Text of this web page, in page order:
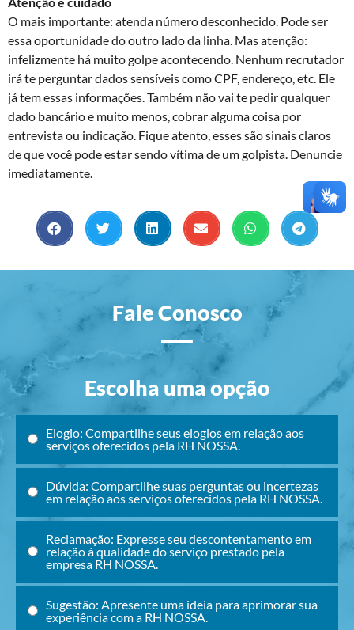
O mais importante: atenda número desconhecido. Pode ser
essa oportunidade do outro lado da linha. Mas atenção:
infelizmente há muito golpe acontecendo. Nenhum recrutador
irá te perguntar dados sensíveis como CPF, endereço, etc. Ele
já tem essas informações. Também não vai te pedir qualquer
dado bancário e muito menos, cobrar alguma coisa por
entrevista ou indicação. Fique atento, esses são sinais claros
de que você pode estar sendo vítima de um golpista. Denuncie
imediatamente.
Fale Conosco
Escolha uma opção
Elogio: Compartilhe seus elogios em relação aos
serviços oferecidos pela RH NOSSA.
Dúvida: Compartilhe suas perguntas ou incertezas
em relação aos serviços oferecidos pela RH NOSSA.
Reclamação: Expresse seu descontentamento em
relação à qualidade do serviço prestado pela
empresa RH NOSSA.
Sugestão: Apresente uma ideia para aprimorar sua
experiência com a RH NOSSA.